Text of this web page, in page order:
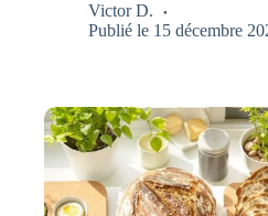
Victor D.
Publié le 15 décembre